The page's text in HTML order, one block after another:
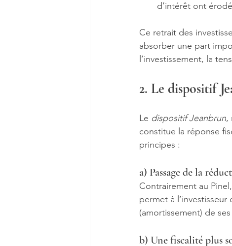
d’intérêt ont
Ce retrait des
absorber une part
l’investissement, la
2. Le dispositif
Le dispositif Jeanbrun,
constitue la réponse
principes :
a) Passage de la
Contrairement au
permet à
(amortissement) de
b) Une fiscalité plus